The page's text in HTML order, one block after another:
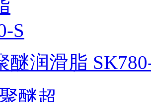
醚润滑脂